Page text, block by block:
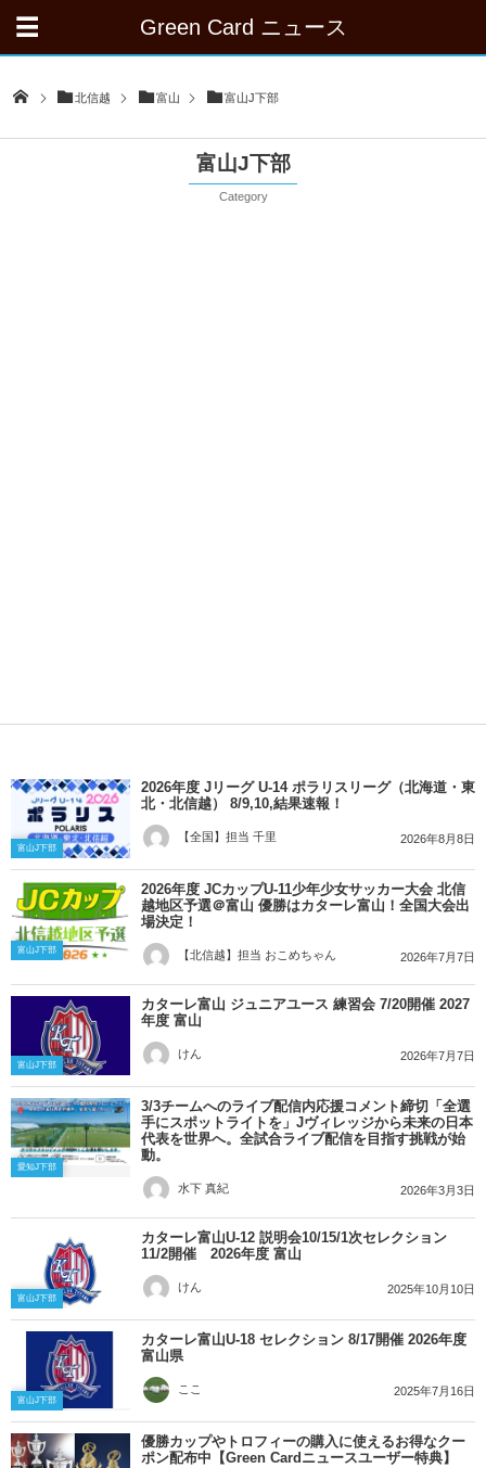
Green Card ニュース
北信越 富山 富山J下部
富山J下部
Category
富山J下部
2026年度 Jリーグ U-14 ポラリスリーグ（北海道・東
北・北信越） 8/9,10,結果速報！
【全国】担当 千里 2026年8月8日
富山J下部
2026年度 JCカップU-11少年少女サッカー大会 北信
越地区予選＠富山 優勝はカターレ富山！全国大会出
場決定！
【北信越】担当 おこめちゃん 2026年7月7日
富山J下部
カターレ富山 ジュニアユース 練習会 7/20開催 2027
年度 富山
けん 2026年7月7日
愛知J下部
3/3チームへのライブ配信内応援コメント締切「全選
手にスポットライトを」Jヴィレッジから未来の日本
代表を世界へ。全試合ライブ配信を目指す挑戦が始
動。
水下 真紀 2026年3月3日
富山J下部
カターレ富山U-12 説明会10/15/1次セレクション
11/2開催 2026年度 富山
けん 2025年10月10日
富山J下部
カターレ富山U-18 セレクション 8/17開催 2026年度
富山県
ここ 2025年7月16日
優勝カップやトロフィーの購入に使えるお得なクー
ポン配布中【Green Cardニュースユーザー特典】